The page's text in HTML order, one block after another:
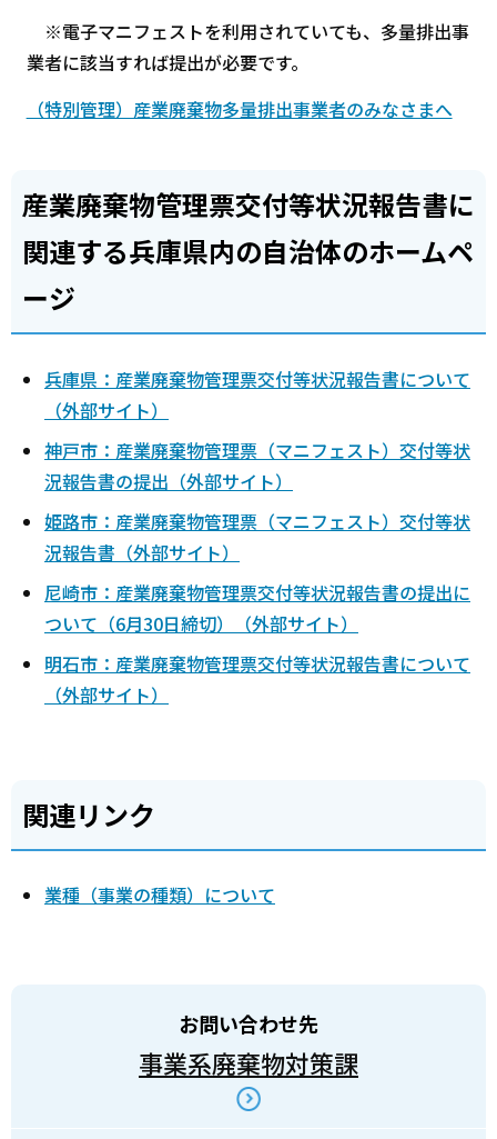
※電子マニフェストを利用されていても、多量排出事
業者に該当すれば提出が必要です。
（特別管理）産業廃棄物多量排出事業者のみなさまへ
産業廃棄物管理票交付等状況報告書に
関連する兵庫県内の自治体のホームペ
ージ
兵庫県：産業廃棄物管理票交付等状況報告書について
（外部サイト）
神戸市：産業廃棄物管理票（マニフェスト）交付等状
況報告書の提出（外部サイト）
姫路市：産業廃棄物管理票（マニフェスト）交付等状
況報告書（外部サイト）
尼崎市：産業廃棄物管理票交付等状況報告書の提出に
ついて（6月30日締切）（外部サイト）
明石市：産業廃棄物管理票交付等状況報告書について
（外部サイト）
関連リンク
業種（事業の種類）について
お問い合わせ先
事業系廃棄物対策課